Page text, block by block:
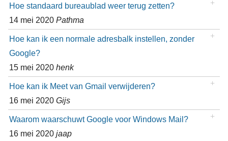
Hoe standaard bureaublad weer terug zetten?
14 mei 2020 Pathma
Hoe kan ik een normale adresbalk instellen, zonder
Google?
15 mei 2020 henk
Hoe kan ik Meet van Gmail verwijderen?
16 mei 2020 Gijs
Waarom waarschuwt Google voor Windows Mail?
16 mei 2020 jaap